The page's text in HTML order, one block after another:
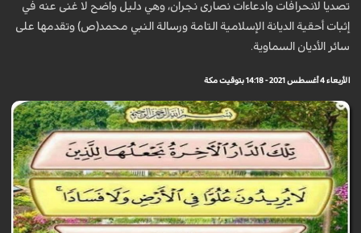
تصديا لانحرافات وادعاءات نصارى نجران، وهي دليل واضح لا غنى عنه في
إثبات أحقية الديانة الإسلامية التامة ورسالة النبي محمد(ص) وتقدمها على
سائر الأديان السماوية.
الأربعاء 4 أغسطس 2021 - 14:18 بتوقيت مكة